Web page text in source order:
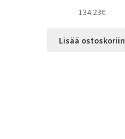
134.23€
Lisää ostoskoriin